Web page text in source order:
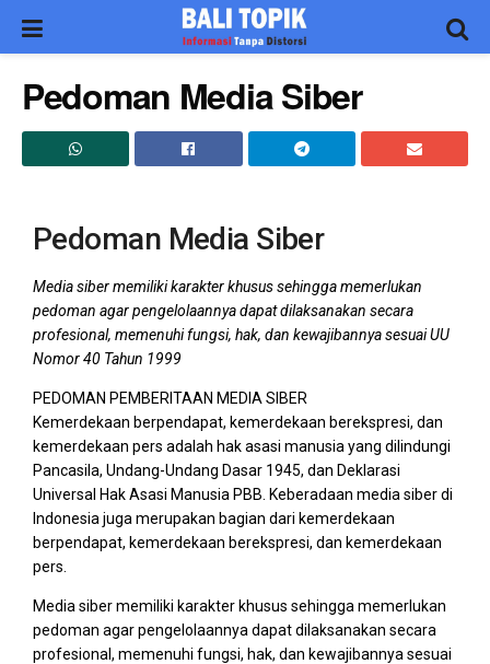
Pedoman Media Siber
Pedoman Media Siber
Media siber memiliki karakter khusus sehingga memerlukan
pedoman agar pengelolaannya dapat dilaksanakan secara
profesional, memenuhi fungsi, hak, dan kewajibannya sesuai UU
Nomor 40 Tahun 1999
PEDOMAN PEMBERITAAN MEDIA SIBER
Kemerdekaan berpendapat, kemerdekaan berekspresi, dan
kemerdekaan pers adalah hak asasi manusia yang dilindungi
Pancasila, Undang-Undang Dasar 1945, dan Deklarasi
Universal Hak Asasi Manusia PBB. Keberadaan media siber di
Indonesia juga merupakan bagian dari kemerdekaan
berpendapat, kemerdekaan berekspresi, dan kemerdekaan
pers.
Media siber memiliki karakter khusus sehingga memerlukan
pedoman agar pengelolaannya dapat dilaksanakan secara
profesional, memenuhi fungsi, hak, dan kewajibannya sesuai